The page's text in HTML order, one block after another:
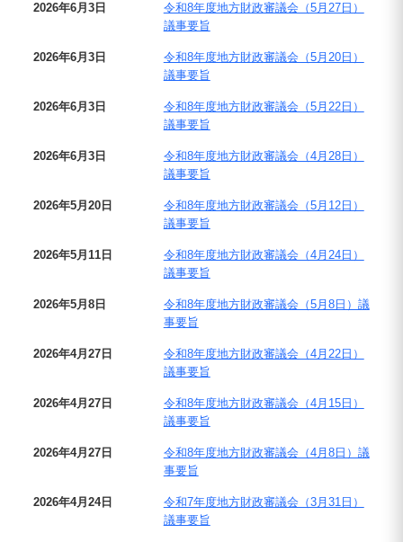
2026年6月3日
令和8年度地方財政審議会（5月27日）
議事要旨
2026年6月3日
令和8年度地方財政審議会（5月20日）
議事要旨
2026年6月3日
令和8年度地方財政審議会（5月22日）
議事要旨
2026年6月3日
令和8年度地方財政審議会（4月28日）
議事要旨
2026年5月20日
令和8年度地方財政審議会（5月12日）
議事要旨
2026年5月11日
令和8年度地方財政審議会（4月24日）
議事要旨
2026年5月8日
令和8年度地方財政審議会（5月8日）議
事要旨
2026年4月27日
令和8年度地方財政審議会（4月22日）
議事要旨
2026年4月27日
令和8年度地方財政審議会（4月15日）
議事要旨
2026年4月27日
令和8年度地方財政審議会（4月8日）議
事要旨
2026年4月24日
令和7年度地方財政審議会（3月31日）
議事要旨